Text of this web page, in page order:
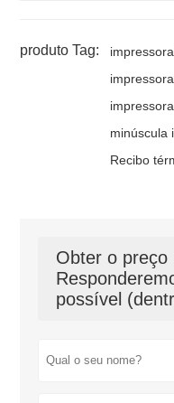
produto Tag:
minúscula
Recibo
Obter o preço
possível